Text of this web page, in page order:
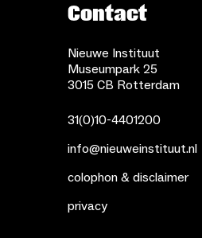
Contact
Nieuwe Instituut
Museumpark 25
3015 CB Rotterdam
31(0)10-4401200
info@nieuweinstituut.nl
colophon & disclaimer
privacy